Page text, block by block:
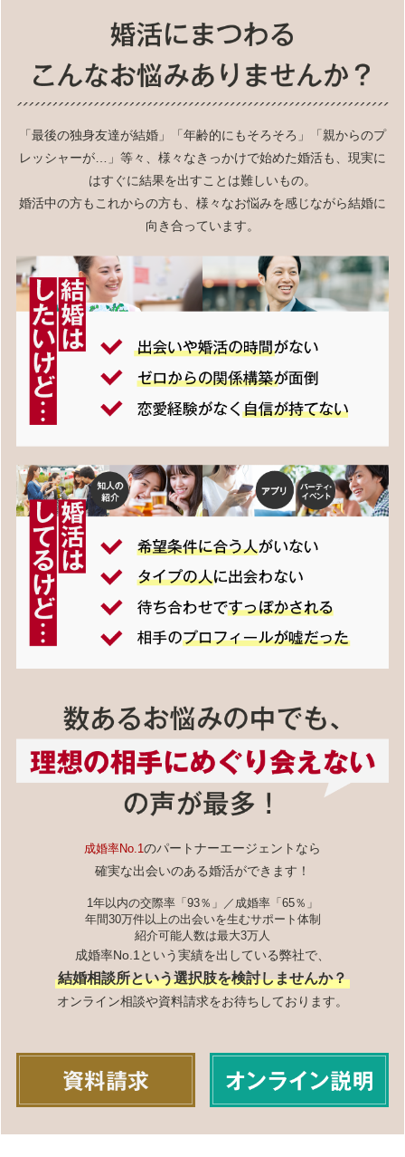
「最後の独身友達が結婚」「年齢的にもそろそろ」「親からのプ
レッシャーが…」等々、様々なきっかけで始めた婚活も、現実に
はすぐに結果を出すことは難しいもの。
婚活中の方もこれからの方も、様々なお悩みを感じながら結婚に
向き合っています。
成婚率No.1のパートナーエージェントなら
確実な出会いのある婚活ができます！
1年以内の交際率「93％」／成婚率「65％」
年間30万件以上の出会いを生むサポート体制
紹介可能人数は最大3万人
成婚率No.1という実績を出している弊社で、
結婚相談所という選択肢を検討しませんか？
オンライン相談や資料請求をお待ちしております。